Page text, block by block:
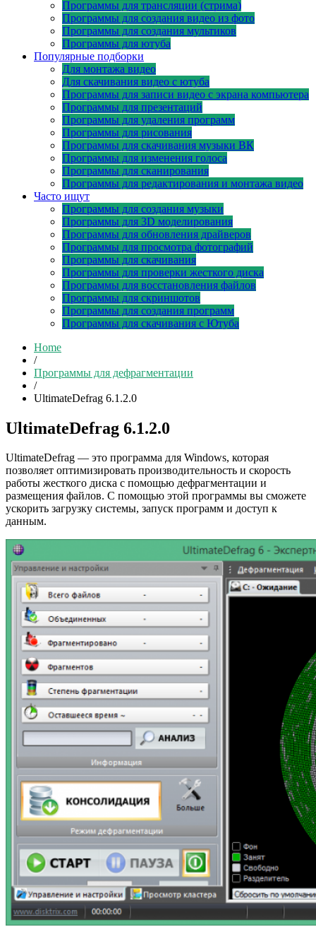
Программы для трансляции (стрима)
Программы для создания видео из фото
Программы для создания мультиков
Программы для ютуба
Популярные подборки
Для монтажа видео
Для скачивания видео с ютуба
Программы для записи видео с экрана компьютера
Программы для презентаций
Программы для удаления программ
Программы для рисования
Программы для скачивания музыки ВК
Программы для изменения голоса
Программы для сканирования
Программы для редактирования и монтажа видео
Часто ищут
Программы для создания музыки
Программы для 3D моделирования
Программы для обновления драйверов
Программы для просмотра фотографий
Программы для скачивания
Программы для проверки жесткого диска
Программы для восстановления файлов
Программы для скриншотов
Программы для создания программ
Программы для скачивания с Ютуба
Home
/
Программы для дефрагментации
/
UltimateDefrag 6.1.2.0
UltimateDefrag 6.1.2.0
UltimateDefrag — это программа для Windows, которая
позволяет оптимизировать производительность и скорость
работы жесткого диска с помощью дефрагментации и
размещения файлов. С помощью этой программы вы сможете
ускорить загрузку системы, запуск программ и доступ к
данным.